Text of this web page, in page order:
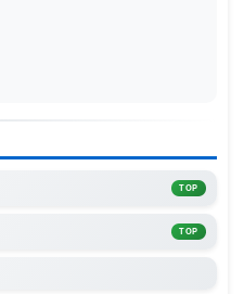
TOP
TOP